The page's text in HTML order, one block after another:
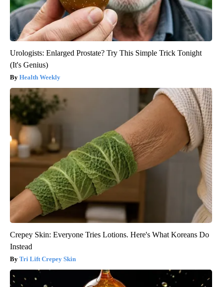
Urologists: Enlarged Prostate? Try This Simple Trick Tonight
(It's Genius)
Health Weekly
Crepey Skin: Everyone Tries Lotions. Here's What Koreans Do
Instead
Tri Lift Crepey Skin